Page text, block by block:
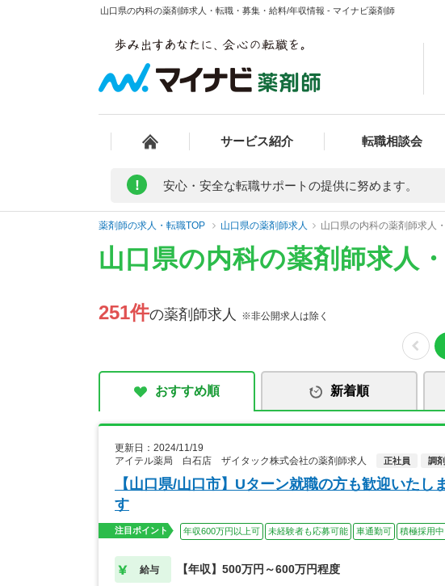
山口県の内科の薬剤師求人・転職・募集・給料/年収情報 - マイナビ薬剤師
サービス紹介 転職相談会
! 安心・安全な転職サポートの提供に努めます。
薬剤師の求人・転職TOP 山口県の薬剤師求人 山口県の内科の薬剤師求人
山口県の内科の薬剤師求人
251件の薬剤師求人 ※非公開求人は除く
おすすめ順 新着順
更新日：2024/11/19
アイテル薬局 白石店 ザイタック株式会社の薬剤師求人
正社員 調
【山口県/山口市】Uターン就職の方も歓迎いた
す
注目ポイント 年収600万円以上可 未経験者も応募可能 車通勤可 積極採用中
給与 【年収】500万円～600万円程度